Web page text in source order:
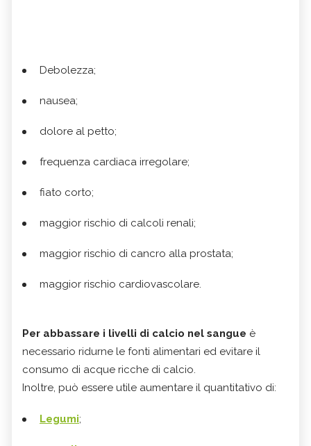
Debolezza;
nausea;
dolore al petto;
frequenza cardiaca irregolare;
fiato corto;
maggior rischio di calcoli renali;
maggior rischio di cancro alla prostata;
maggior rischio cardiovascolare.
Per abbassare i livelli di calcio nel sangue è
necessario ridurne le fonti alimentari ed evitare il
consumo di acque ricche di calcio.
Inoltre, può essere utile aumentare il quantitativo di:
Legumi;